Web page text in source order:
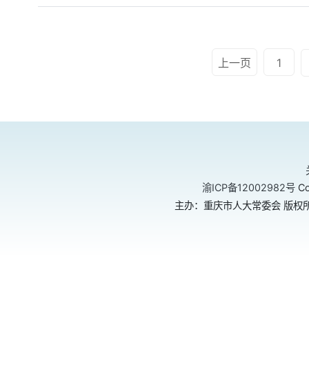
上一页 1
渝ICP备12002982号
主办：重庆市人大常委会 版